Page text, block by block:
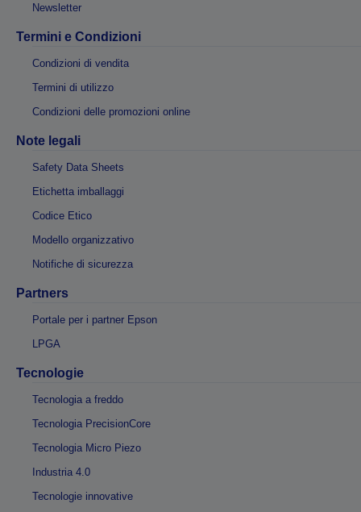
Newsletter
Termini e Condizioni
Condizioni di vendita
Termini di utilizzo
Condizioni delle promozioni online
Note legali
Safety Data Sheets
Etichetta imballaggi
Codice Etico
Modello organizzativo
Notifiche di sicurezza
Partners
Portale per i partner Epson
LPGA
Tecnologie
Tecnologia a freddo
Tecnologia PrecisionCore
Tecnologia Micro Piezo
Industria 4.0
Tecnologie innovative